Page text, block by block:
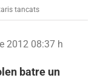
tancatsa
2012 08:37 h
batre un